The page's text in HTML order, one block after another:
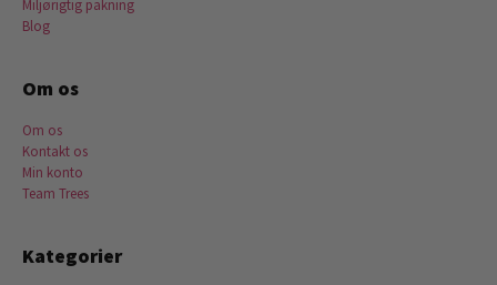
Miljørigtig pakning
Blog
Om os
Om os
Kontakt os
Min konto
Team Trees
Kategorier